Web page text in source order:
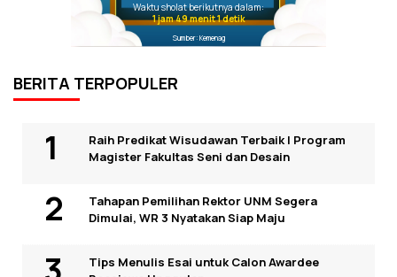
Waktu sholat berikutnya dalam:
1 jam 49 menit 1 detik
Sumber: Kemenag
BERITA TERPOPULER
Raih Predikat Wisudawan Terbaik I Program
Magister Fakultas Seni dan Desain
Tahapan Pemilihan Rektor UNM Segera
Dimulai, WR 3 Nyatakan Siap Maju
Tips Menulis Esai untuk Calon Awardee